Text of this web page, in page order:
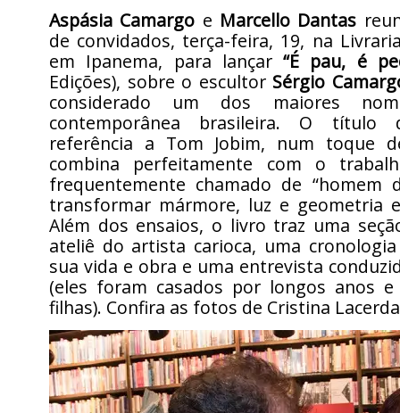
Aspásia Camargo e Marcello Dantas
de convidados, terça-feira, 19, na
em Ipanema, para lançar “É pau, é
Edições), sobre o escultor Sérgio
considerado um dos maiores
contemporânea brasileira. O
referência a Tom Jobim, num toque
combina perfeitamente com o
frequentemente chamado de “homem
transformar mármore, luz e geometria
Além dos ensaios, o livro traz uma
ateliê do artista carioca, uma
sua vida e obra e uma entrevista
(eles foram casados por longos anos
filhas). Confira as fotos de Cristina